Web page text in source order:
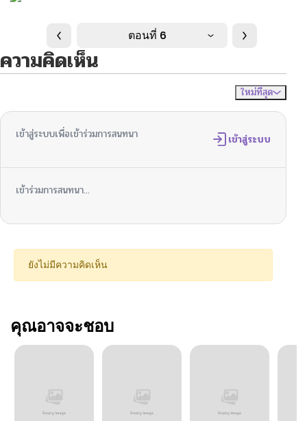
ตอนที่ 6
ความคิดเห็น
ใหม่ที่สุด
เข้าสู่ระบบเพื่อเข้าร่วมการสนทนา เข้าสู่ระบบ
เข้าร่วมการสนทนา...
ยังไม่มีความคิดเห็น
คุณอาจจะชอบ